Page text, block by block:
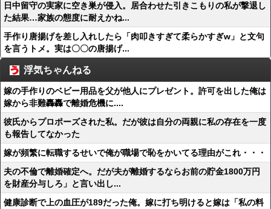
日中留守の実家に空き巣が侵入。居合わせた引きこもりの私が撃退し
た結果…家族の態度に耐えかね...
手作り唐揚げを差し入れしたら「肉叩きすぎて柔らかすぎw」と文句
を言うトメ。実は〇〇の唐揚げ...
浮気ちゃんねる
嫁の手作りのベビー用品を父が他人にプレゼント。許可を出した俺は
嫁から非難轟轟で離婚危機に....
彼氏からプロポーズされた私。だが彼は自分の両親に私の存在を一度
も報告してなかった
嫁が頻繁に転職するせいで俺が職場で恥をかいてる理由がこれ・・・
夫の不倫で離婚確定へ。だが夫が離婚するならお前の貯金1800万円
を財産分与しろ」と言い出し...
健康診断で上の血圧が189だった俺。嫁に打ち明けると嫁は「私の料